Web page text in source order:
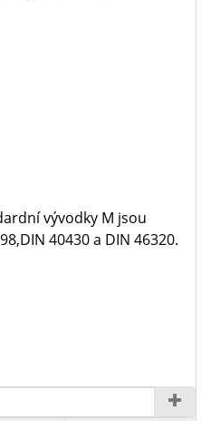
vývodky M jsou
40430 a DIN 46320.